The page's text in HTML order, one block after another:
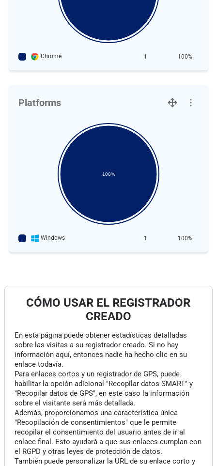
Chrome 1 100%
Platforms
100%
Windows 1 100%
CÓMO USAR EL REGISTRADOR
CREADO
En esta página puede obtener estadísticas detalladas
sobre las visitas a su registrador creado. Si no hay
información aquí, entonces nadie ha hecho clic en su
enlace todavía.
Para enlaces cortos y un registrador de GPS, puede
habilitar la opción adicional "Recopilar datos SMART" y
"Recopilar datos de GPS", en este caso la información
sobre el visitante será más detallada.
Además, proporcionamos una característica única
"Recopilación de consentimientos" que le permite
recopilar el consentimiento del usuario antes de ir al
enlace final. Esto ayudará a que sus enlaces cumplan con
el RGPD y otras leyes de protección de datos.
También puede personalizar la URL de su enlace corto y